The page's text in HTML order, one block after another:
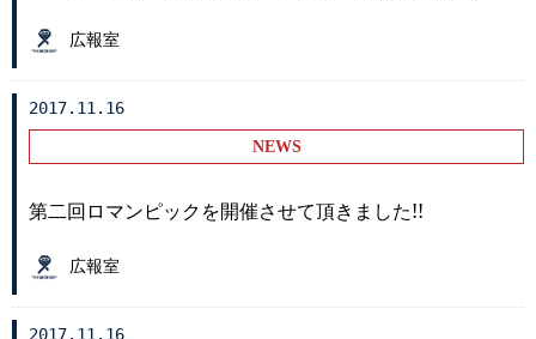
広報室
2017.11.16
NEWS
第二回ロマンピックを開催させて頂きました!!
広報室
2017.11.16